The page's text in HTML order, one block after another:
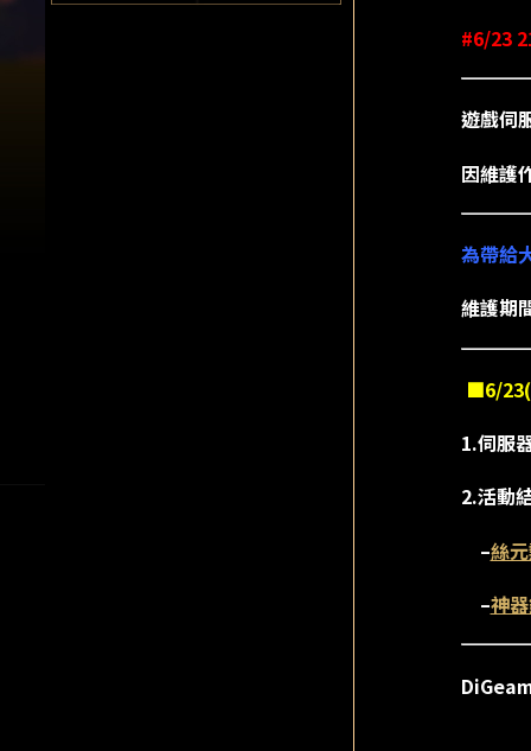
#6/23
遊戲伺
因維護
為帶給
維護期
■6/23(
1.伺服
2.活動
–絲
–神